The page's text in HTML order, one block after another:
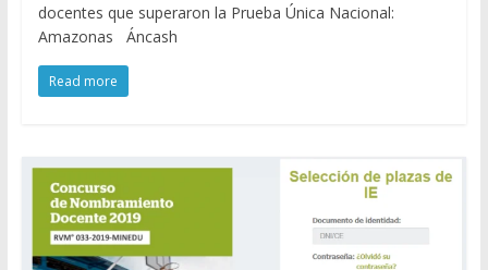
docentes que superaron la Prueba Única Nacional:
Amazonas Áncash
Read more